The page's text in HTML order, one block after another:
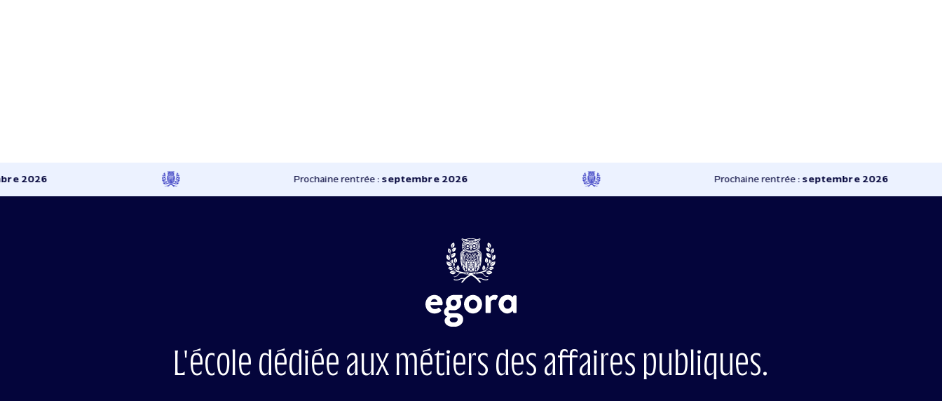
2026 Prochaine rentrée :septembre 2026 Prochaine rentrée :septembre 2026
L'école dédiée aux métiers des affaires publiques.